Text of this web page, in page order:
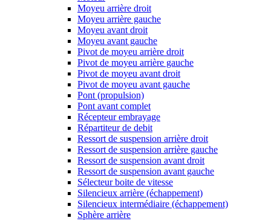
Moyeu arrière droit
Moyeu arrière gauche
Moyeu avant droit
Moyeu avant gauche
Pivot de moyeu arrière droit
Pivot de moyeu arrière gauche
Pivot de moyeu avant droit
Pivot de moyeu avant gauche
Pont (propulsion)
Pont avant complet
Récepteur embrayage
Répartiteur de debit
Ressort de suspension arrière droit
Ressort de suspension arrière gauche
Ressort de suspension avant droit
Ressort de suspension avant gauche
Sélecteur boite de vitesse
Silencieux arrière (échappement)
Silencieux intermédiaire (échappement)
Sphère arrière